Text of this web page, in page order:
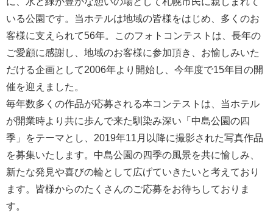
いる公園です。当ホテルは地域の皆様をはじめ、多くのお
客様に支えられて56年。このフォトコンテストは、長年の
ご愛顧に感謝し、地域のお客様に参加頂き、お愉しみいた
だける企画として2006年より開始し、今年度で15年目の開
催を迎えました。
毎年数多くの作品が応募される本コンテストは、当ホテル
が開業時より共に歩んで来た馴染み深い「中島公園の四
季」をテーマとし、2019年11月以降に撮影された写真作品
を募集いたします。中島公園の四季の風景を共に愉しみ、
新たな発見や喜びの輪として広げていきたいと考えており
ます。皆様からのたくさんのご応募をお待ちしておりま
す。